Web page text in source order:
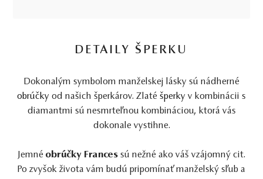
DETAILY ŠPERKU
Dokonalým symbolom manželskej lásky sú nádherné
obrúčky od našich šperkárov. Zlaté šperky v kombinácii s
diamantmi sú nesmrteľnou kombináciou, ktorá vás
dokonale vystihne.
Jemné obrúčky Francessú nežné ako váš vzájomný cit.
Po zvyšok života vám budú pripomínať manželský sľub a